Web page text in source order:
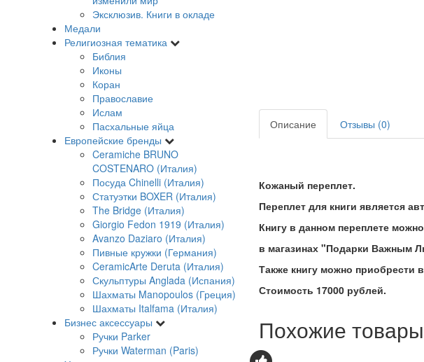
Эксклюзив. Книги в окладе
Медали
Религиозная тематика
Библия
Иконы
Коран
Православие
Ислам
Пасхальные яйца
Европейские бренды
Ceramiche BRUNO
COSTENARO (Италия)
Посуда Chinelli (Италия)
Статуэтки BOXER (Италия)
The Bridge (Италия)
Giorgio Fedon 1919 (Италия)
Avanzo Daziaro (Италия)
Пивные кружки (Германия)
CeramicArte Deruta (Италия)
Скульптуры Anglada (Испания)
Шахматы Manopoulos (Греция)
Шахматы Italfama (Италия)
Бизнес аксессуары
Ручки Parker
Ручки Waterman (Paris)
Описание
Отзывы (0)
Кожаный переплет.
Переплет для книги является
Книгу в данном переплете
в магазинах "Подарки Важным
Также книгу можно приобрести
Стоимость 17000 рублей.
Похожие товары